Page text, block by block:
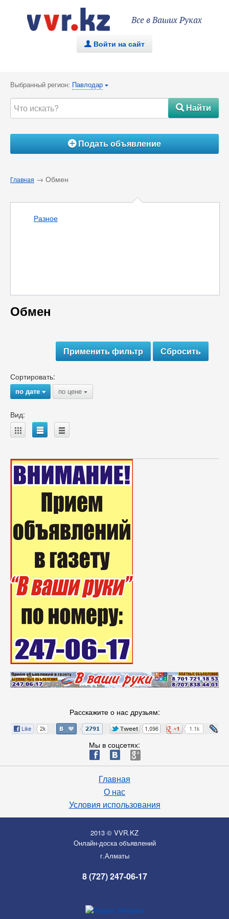
Все в Ваших Руках
. Войти на сайт
Выбранный регион: Павлодар {
#Найти
ÁПодать объявление
Главная → Обмен
Разное
Обмен
Сортировать:
по дате{ по цене {
Вид:
A B C
Расскажите о нас друзьям:
Мы в соцсетях:
ä æ è
Главная
О нас
Условия использования
2013 © VVR.KZ
Онлайн-доска объявлений
г.Алматы
8 (727) 247-06-17